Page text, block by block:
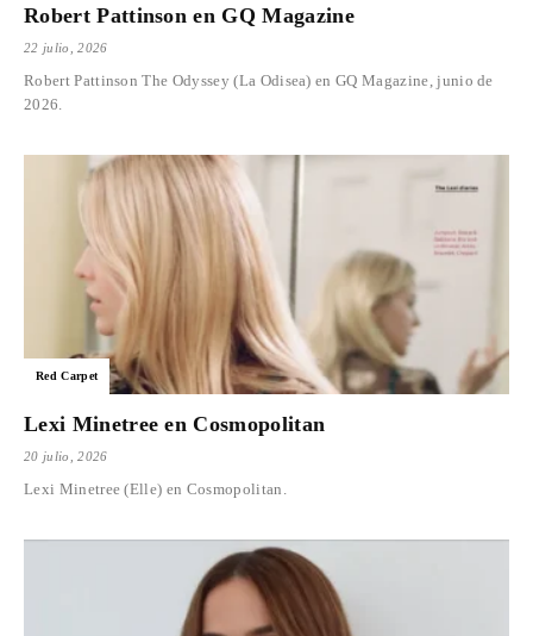
Robert Pattinson en GQ Magazine
22 julio, 2026
Robert Pattinson The Odyssey (La Odisea) en GQ Magazine, junio de
2026.
Red Carpet
Lexi Minetree en Cosmopolitan
20 julio, 2026
Lexi Minetree (Elle) en Cosmopolitan.